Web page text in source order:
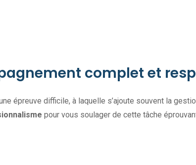
complet et
épreuve difficile, à laquelle s’ajoute souvent la
pour vous soulager de cette tâche